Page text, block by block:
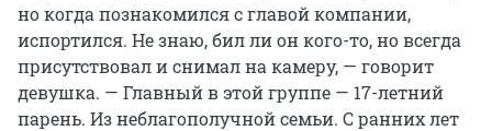
но когда познакомился с главой компании,
испортился. Не знаю, бил ли он кого-то, но всегда
присутствовал и снимал на камеру, — говорит
девушка. — Главный в этой группе — 17-летний
парень. Из неблагополучной семьи. С ранних лет